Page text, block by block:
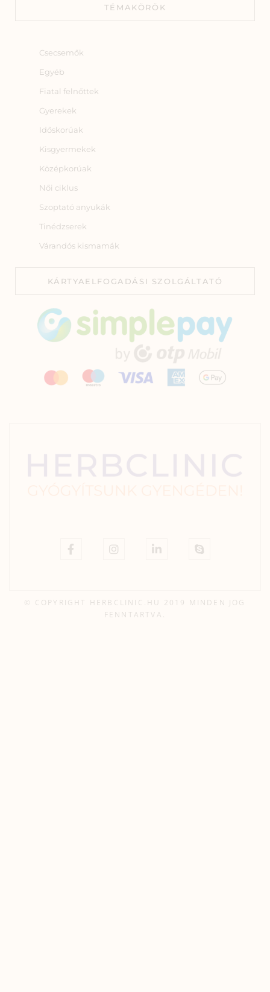
TÉMAKÖRÖK
Csecsemők
Egyéb
Fiatal felnőttek
Gyerekek
Időskorúak
Kisgyermekek
Középkorúak
Női ciklus
Szoptató anyukák
Tinédzserek
Várandós kismamák
KÁRTYAELFOGADÁSI SZOLGÁLTATÓ
© COPYRIGHT HERBCLINIC.HU 2019 MINDEN JOG
FENNTARTVA.